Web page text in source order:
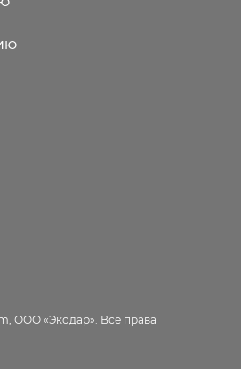
ООО «Экодар». Все права